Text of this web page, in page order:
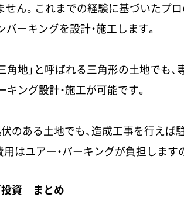
ん。これまでの経験に基づいたプロ
ーキングを設計・施工します。
地」と呼ばれる三角形の土地でも、
ング設計・施工が可能です。
のある土地でも、造成工事を行えば
はユアー・パーキングが負担します
投資 まとめ